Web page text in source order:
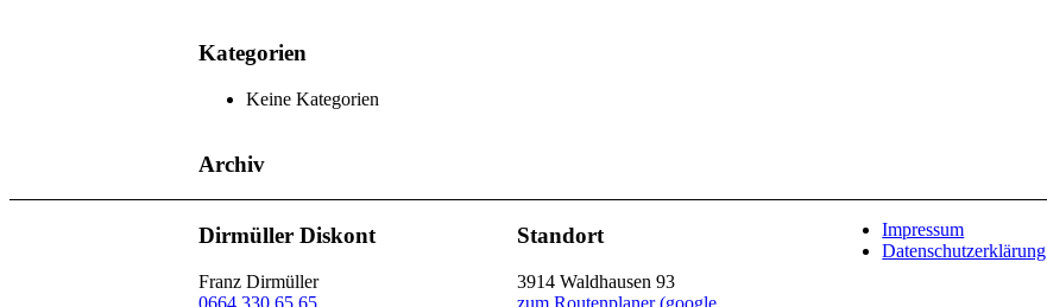
Kategorien
Keine Kategorien
Archiv
Dirmüller Diskont
Franz Dirmüller
0664 330 65 65
Standort
3914 Waldhausen 93
zum Routenplaner (google
Impressum
Datenschutzerklärung